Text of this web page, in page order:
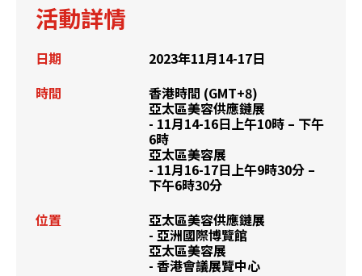
活動詳情
日期
2023年11月14-17日
時間
香港時間 (GMT+8)
亞太區美容供應鏈展
- 11月14-16日上午10時 – 下午
6時
亞太區美容展
- 11月16-17日上午9時30分 –
下午6時30分
位置
亞太區美容供應鏈展
- 亞洲國際博覽館
亞太區美容展
- 香港會議展覽中心